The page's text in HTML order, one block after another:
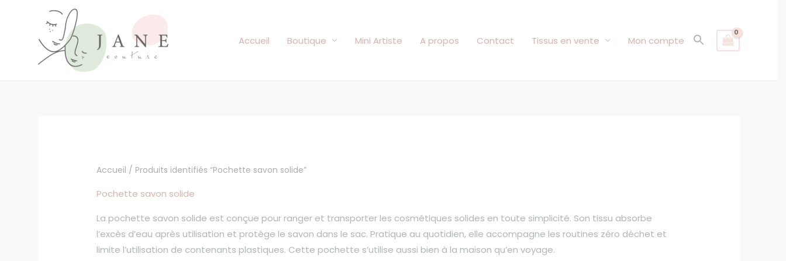
Accueil Boutique Mini Artiste A propos Contact Tissus en vente Mon compte
Accueil / Produits identifiés “Pochette savon solide”
Pochette savon solide
La pochette savon solide est conçue pour ranger et transporter les cosmétiques solides en toute simplicité. Son tissu absorbe
l’excès d’eau après utilisation et protège le savon dans le sac. Pratique au quotidien, elle accompagne les routines zéro déchet et
limite l’utilisation de contenants plastiques. Cette pochette s’utilise aussi bien à la maison qu’en voyage.